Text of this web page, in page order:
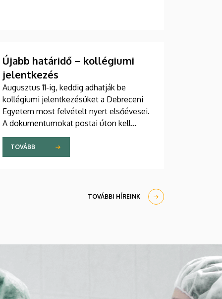
Újabb határidő – kollégiumi
jelentkezés
Augusztus 11-ig, keddig adhatják be
kollégiumi jelentkezésüket a Debreceni
Egyetem most felvételt nyert elsőévesei.
A dokumentumokat postai úton kell
eljuttatniuk a DE Kollégiumi Felvételi és
Szociális Iroda címére. A kollégiumi
férőhelyekről a gólyák a Kollégiumi
TOVÁBB
TOVÁBBI HÍREINK